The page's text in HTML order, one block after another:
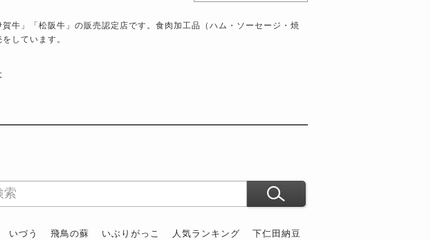
牛」「松阪牛」の販売認定店です。食肉加工品（ハム・ソーセージ・焼
しています。
いづう 飛鳥の蘇 いぶりがっこ 人気ランキング 下仁田納豆